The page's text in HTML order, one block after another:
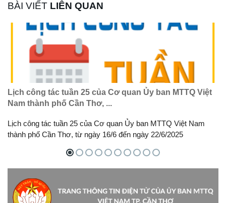
BÀI VIẾT LIÊN QUAN
Lịch công tác tuần 25 của Cơ quan Ủy ban MTTQ Việt
Nam thành phố Cần Thơ, ...
Lịch công tác tuần 25 của Cơ quan Ủy ban MTTQ Việt Nam
thành phố Cần Thơ, từ ngày 16/6 đến ngày 22/6/2025